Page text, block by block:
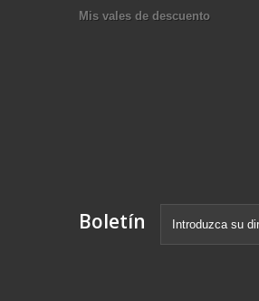
Mis vales de descuento
Boletín